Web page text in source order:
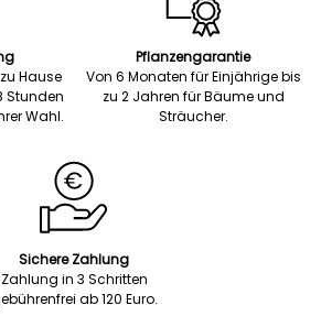
Hause
Stunden
Wahl.
Pflanzengarantie
Von 6 Monaten für Einjährige bis
zu 2 Jahren für Bäume und
Sträucher.
Sichere Zahlung
Zahlung in 3 Schritten
ab 120 Euro.